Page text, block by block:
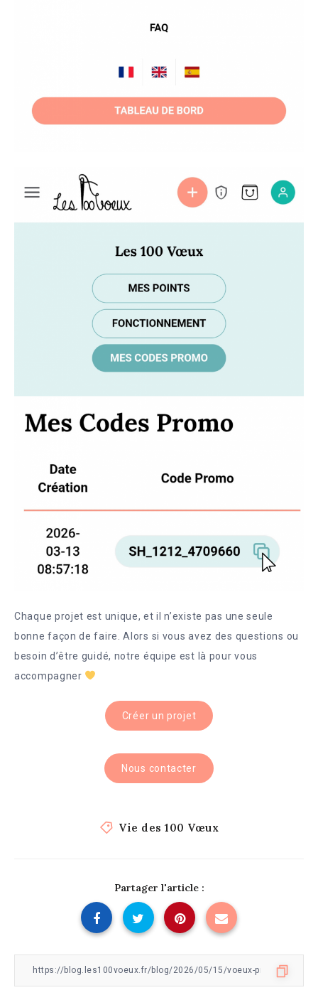
Chaque projet est unique, et il n’existe pas une seule
bonne façon de faire. Alors si vous avez des questions ou
besoin d’être guidé, notre équipe est là pour vous
accompagner
Créer un projet
Nous contacter
Vie des 100 Vœux
Partager l'article :